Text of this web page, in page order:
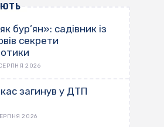
бур’ян»: садівник із
секрети
2026
загинув у ДТП
2026